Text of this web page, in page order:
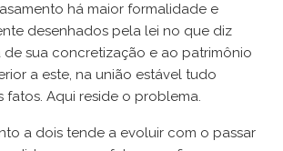
há maior formalidade e
desenhados pela lei no que diz
de sua concretização e ao patrimônio
a este, na união estável tudo
fatos. Aqui reside o problema.
a dois tende a evoluir com o passar